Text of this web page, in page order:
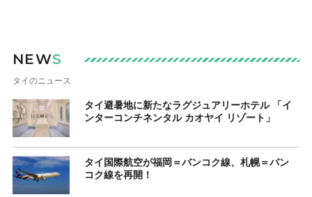
NEWS
タイのニュース
タイ避暑地に新たなラグジュアリーホテル 「イ
ンターコンチネンタル カオヤイ リゾート」
タイ国際航空が福岡＝バンコク線、札幌＝バン
コク線を再開！